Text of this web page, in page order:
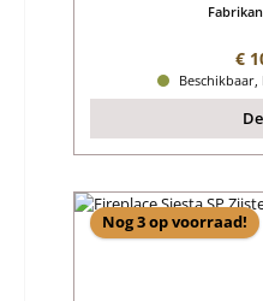
€
Nog 3 op voorraad!